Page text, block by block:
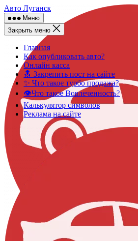
Skip
to
content
Авто Луганск
Меню
Закрыть меню
Главная
Как опубликовать авто?
Онлайн касса
🔝 Закрепить пост на сайте
✨ Что такое турбо продажа?
👁️Что такое Вовлеченность?
Калькулятор символов
Реклама на сайте